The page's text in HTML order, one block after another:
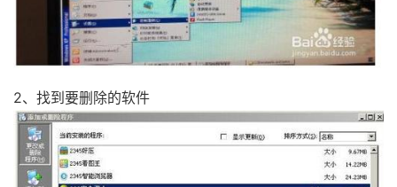
2、找到要删除的软件